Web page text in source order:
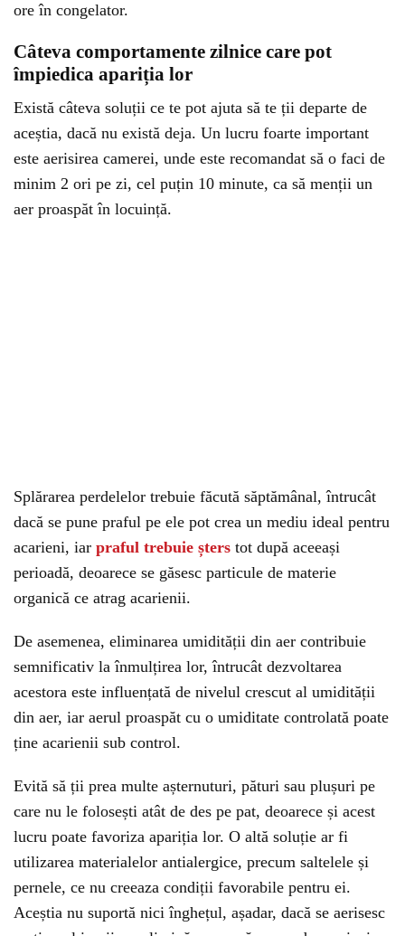
ore în congelator.
Câteva comportamente zilnice care pot
împiedica apariția lor
Există câteva soluții ce te pot ajuta să te ții departe de
aceștia, dacă nu există deja. Un lucru foarte important
este aerisirea camerei, unde este recomandat să o faci de
minim 2 ori pe zi, cel puțin 10 minute, ca să menții un
aer proaspăt în locuință.
Splărarea perdelelor trebuie făcută săptămânal, întrucât
dacă se pune praful pe ele pot crea un mediu ideal pentru
acarieni, iar praful trebuie șters tot după aceeași
perioadă, deoarece se găsesc particule de materie
organică ce atrag acarienii.
De asemenea, eliminarea umidității din aer contribuie
semnificativ la înmulțirea lor, întrucât dezvoltarea
acestora este influențată de nivelul crescut al umidității
din aer, iar aerul proaspăt cu o umiditate controlată poate
ține acarienii sub control.
Evită să ții prea multe așternuturi, pături sau plușuri pe
care nu le folosești atât de des pe pat, deoarece și acest
lucru poate favoriza apariția lor. O altă soluție ar fi
utilizarea materialelor antialergice, precum saltelele și
pernele, ce nu creeaza condiții favorabile pentru ei.
Aceștia nu suportă nici înghețul, așadar, dacă se aerisesc